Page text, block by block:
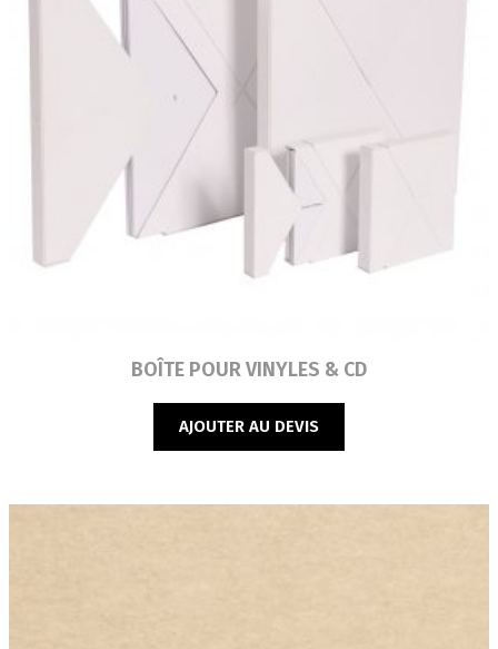
BOÎTE POUR VINYLES & CD
AJOUTER AU DEVIS